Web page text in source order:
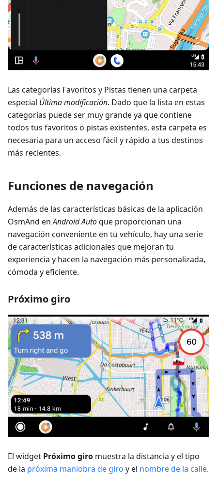
Las categorías Favoritos y Pistas tienen una carpeta
especial Última modificación. Dado que la lista en estas
categorías puede ser muy grande ya que contiene
todos tus favoritos o pistas existentes, esta carpeta es
necesaria para un acceso fácil y rápido a tus destinos
más recientes.
Funciones de navegación
Además de las características básicas de la aplicación
OsmAnd enAndroid Autoque proporcionan una
navegación conveniente en tu vehículo, hay una serie
de características adicionales que mejoran tu
experiencia y hacen la navegación más personalizada,
cómoda y eficiente.
Próximo giro
El widget Próximo giro muestra la distancia y el tipo
de la próxima maniobra de giro y el nombre de la calle.